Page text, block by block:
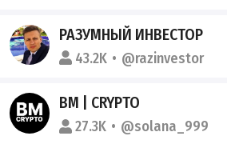
РАЗУМНЫЙ ИНВЕСТОР
43.2K @razinvestor
BM | CRYPTO
27.3K @solana_999